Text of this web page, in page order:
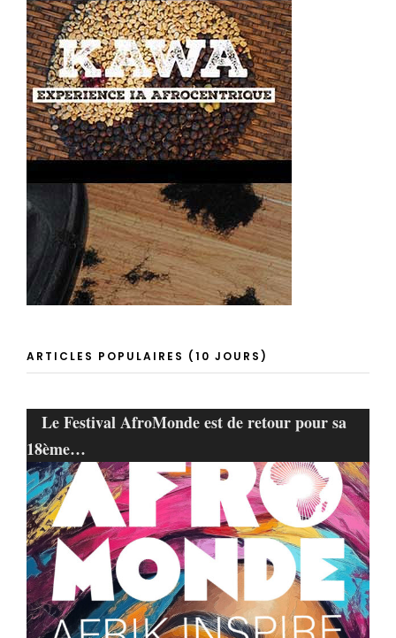
ARTICLES POPULAIRES (10 JOURS)
Le Festival AfroMonde est de retour pour sa
18ème…